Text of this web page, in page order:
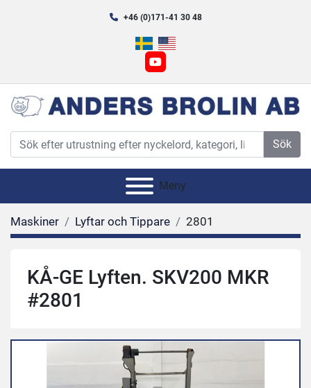
+46 (0)171-41 30 48
youtube
Sök
Meny
Maskiner Lyftar och Tippare 2801
KÅ-GE Lyften. SKV200 MKR
#2801